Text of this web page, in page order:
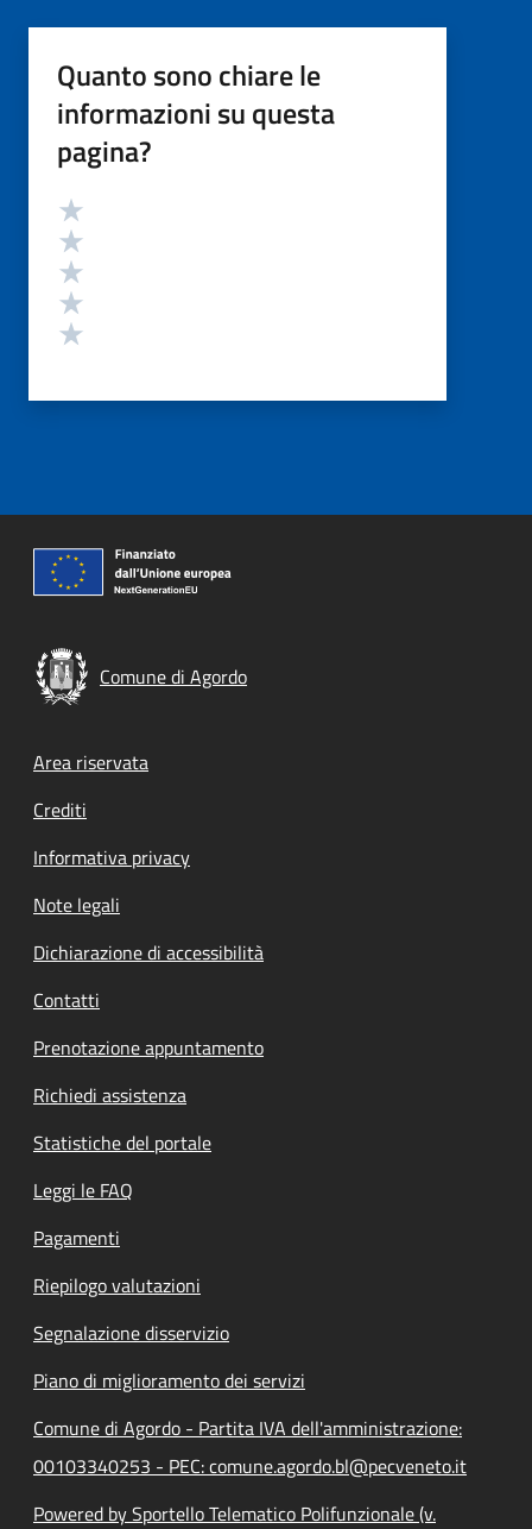
Quanto sono chiare le
informazioni su questa
pagina?
Valutazione
Comune di Agordo
Footer menu
Area riservata
Crediti
Informativa privacy
Note legali
Dichiarazione di accessibilità
Contatti
Prenotazione appuntamento
Richiedi assistenza
Statistiche del portale
Leggi le FAQ
Pagamenti
Riepilogo valutazioni
Segnalazione disservizio
Piano di miglioramento dei servizi
Comune di Agordo - Partita IVA dell'amministrazione:
00103340253 - PEC: comune.agordo.bl@pecveneto.it
Powered by Sportello Telematico Polifunzionale (v.